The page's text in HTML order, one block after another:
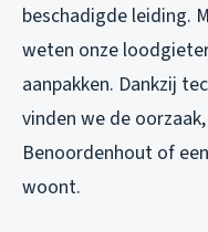
beschadigde leiding.
weten onze
aanpakken. Dankzij
vinden we de
Benoordenhout of
woont.